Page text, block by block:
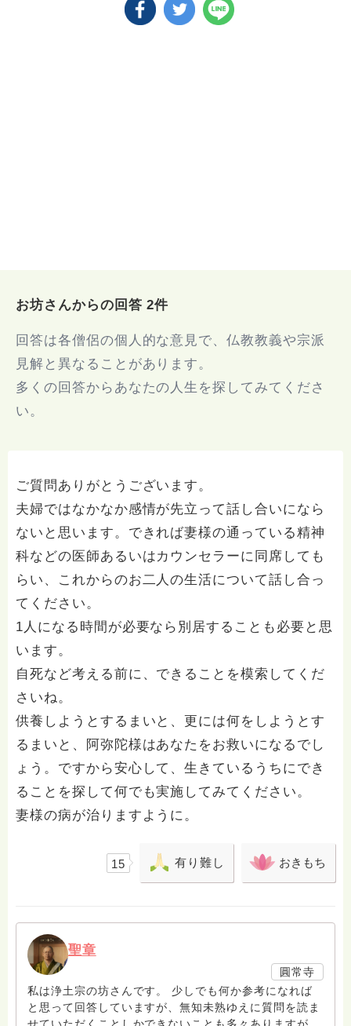
お坊さんからの回答 2件
回答は各僧侶の個人的な意見で、仏教教義や宗派
見解と異なることがあります。
多くの回答からあなたの人生を探してみてくださ
い。
ご質問ありがとうございます。
夫婦ではなかなか感情が先立って話し合いになら
ないと思います。できれば妻様の通っている精神
科などの医師あるいはカウンセラーに同席しても
らい、これからのお二人の生活について話し合っ
てください。
1人になる時間が必要なら別居することも必要と思
います。
自死など考える前に、できることを模索してくだ
さいね。
供養しようとするまいと、更には何をしようとす
るまいと、阿弥陀様はあなたをお救いになるでし
ょう。ですから安心して、生きているうちにでき
ることを探して何でも実施してみてください。
妻様の病が治りますように。
15 有り難し おきもち
聖章
圓常寺
私は浄土宗の坊さんです。 少しでも何か参考になれば
と思って回答していますが、無知未熟ゆえに質問を読ま